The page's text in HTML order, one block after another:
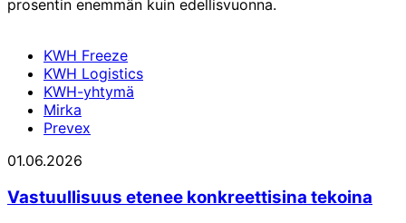
prosentin enemmän kuin edellisvuonna.
KWH Freeze
KWH Logistics
KWH-yhtymä
Mirka
Prevex
01.06.2026
Vastuullisuus etenee konkreettisina tekoina